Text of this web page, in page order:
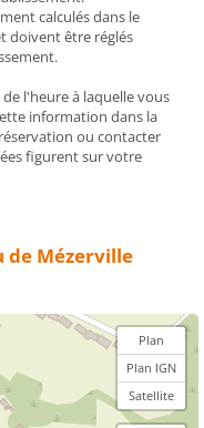
calculés dans le
doivent être réglés
l'heure à laquelle vous
information dans la
ou contacter
figurent sur votre
de Mézerville
Plan
Plan IGN
Satellite